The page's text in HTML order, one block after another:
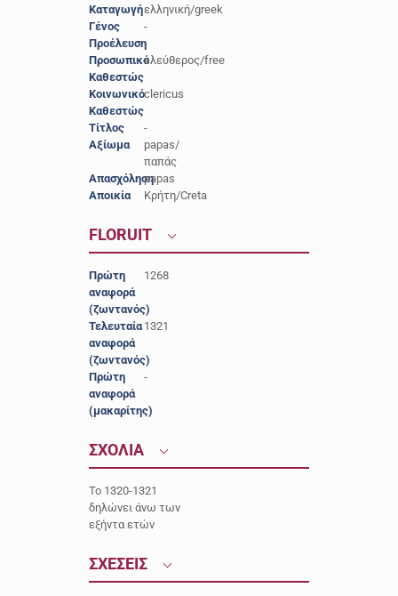
Καταγωγήελληνική/greek
Γένος
-
Προέλευση-
Προσωπικό
Καθεστώς
ελεύθερος/free
Κοινωνικό
Καθεστώς
clericus
Τίτλος
-
Αξίωμα
papas/
παπάς
Απασχόλησηpapas
Αποικία
Κρήτη/Creta
FLORUIT
Πρώτη
αναφορά
(ζωντανός)
1268
Τελευταία
αναφορά
(ζωντανός)
1321
Πρώτη
αναφορά
(μακαρίτης)
-
ΣΧΟΛΙΑ
To 1320-1321
δηλώνει άνω των
εξήντα ετών
ΣΧΕΣΕΙΣ